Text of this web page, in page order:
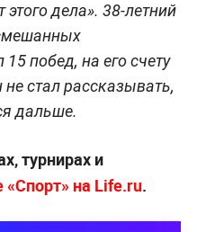
этого дела». 38-летний
побед, на его счету
стал рассказывать,
дальше.
турнирах и
«Спорт» на Life.ru.